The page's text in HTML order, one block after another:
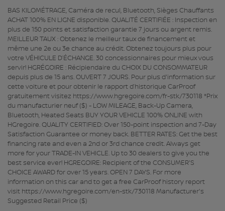
BAS KILOMÉTRAGE, Caméra de recul, Bluetooth, Sièges Chauffants
ACHAT 100% EN LIGNE disponible. QUALITÉ CERTIFIÉE : Inspection en
plus de 150 points et satisfaction garantie 7 jours ou argent remis.
MEILLEUR TAUX : Obtenez le meilleur taux de financement et
même une 2e ou 3e chance au crédit. Obtenez toujours plus pour
votre VÉHICULE D’ÉCHANGE. 30 concessionnaires pour mieux vous
servir! HGRÉGOIRE : Récipiendaire du CHOIX DU CONSOMMATEUR
depuis plus de 15 ans. OUVERT 7 JOURS. Pour plus d'information sur
cette voiture et pour obtenir le rapport d’historique CarProof
gratuitement visitez https://www.hgregoire.com/fr-stk/730118 *Prix
du manufacturier neuf ($) - LOW MILEAGE, Back-Up Camera,
Bluetooth, Heated Seats BUY YOUR VEHICLE 100% ONLINE with
HGregoire. QUALITY CERTIFIED: Over 150-point inspection and 7-Day
Satisfaction Guarantee or money back. BETTER RATES: Get the best
financing rate and even a 2nd or 3rd chance credit. Always get
more for your TRADE-IN VEHICLE. Up to 30 dealers to give you the
best service ever! HGREGOIRE: Recipient of the CONSUMER'S
CHOICE AWARD for over 15 years. OPEN 7 DAYS. For more
information on this car and to get a free CarProof history report
visit https://www.hgregoire.com/en-stk/730118 Manufacturer's
Suggested Retail Price ($)